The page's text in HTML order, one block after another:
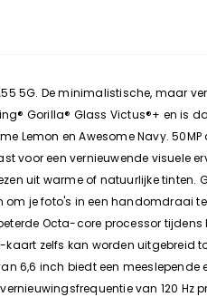
5G. De minimalistische, maar
Gorilla® Glass Victus®+ en is
Lemon en Awesome Navy.
een vernieuwende visuele
uit warme of natuurlijke
je foto's in een
Octa-core processor
zelfs kan worden uitgebreid
6,6 inch biedt een
van 120